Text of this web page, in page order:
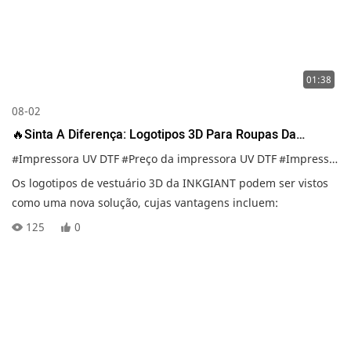
01:38
08-02
🔥Sinta A Diferença: Logotipos 3D Para Roupas Da
INKGIANT
#Impressora UV DTF#Preço da impressora UV DTF#Impressora de adesivos UV DTF
Os logotipos de vestuário 3D da INKGIANT podem ser vistos
como uma nova solução, cujas vantagens incluem:
125
0